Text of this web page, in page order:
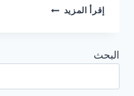
إقرأ المزيد تنظيف
البحث